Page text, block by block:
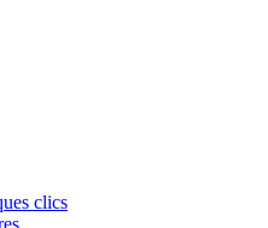
clics